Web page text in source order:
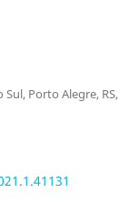
Porto Alegre, RS,